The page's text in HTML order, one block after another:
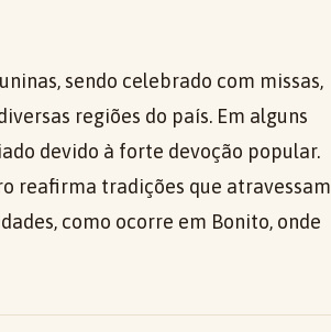
sendo celebrado com missas,
regiões do país. Em alguns
devido à forte devoção popular.
reafirma tradições que atravessam
como ocorre em Bonito, onde